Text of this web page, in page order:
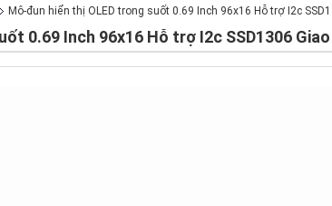
Mô-đun hiển thị OLED trong suốt 0.69 Inch 96x16 Hỗ trợ I2c
0.69 Inch 96x16 Hỗ trợ I2c SSD1306